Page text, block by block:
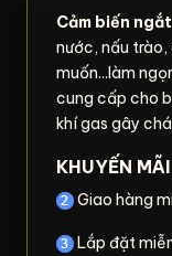
Cảm biến
nước, nấu
muốn...làm
cung cấp cho
khí gas gây
KHUYẾN
Giao hàng
Lắp đặt